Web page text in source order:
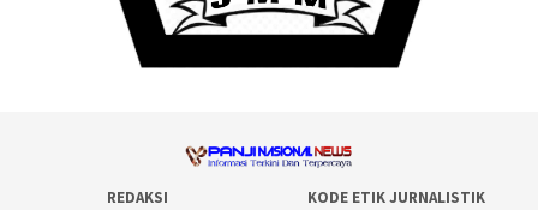
REDAKSI
KODE ETIK JURNALISTIK